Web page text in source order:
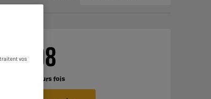
98
plusieurs fois
vos